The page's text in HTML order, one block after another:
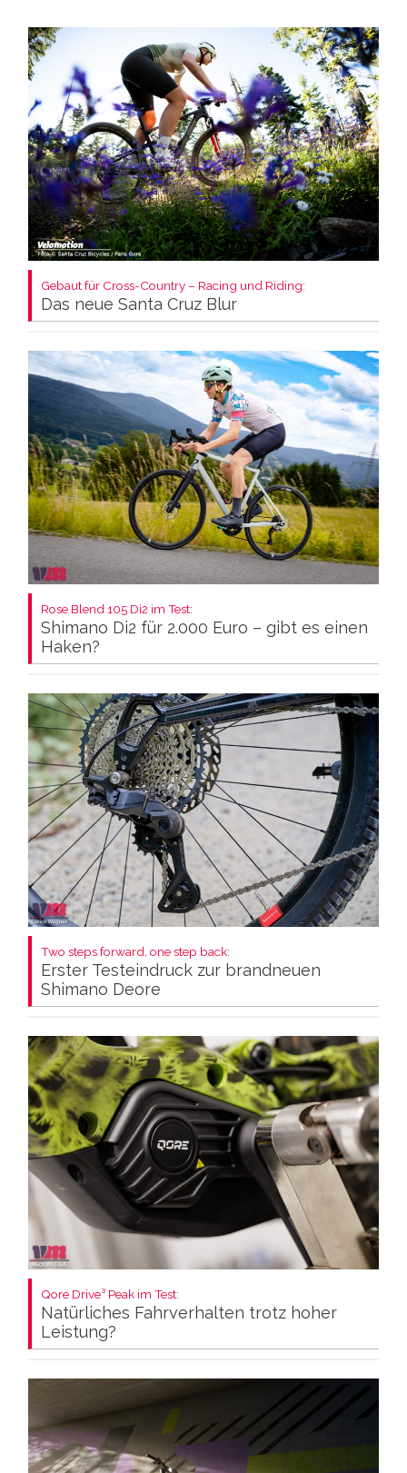
Gebaut für Cross-Country – Racing und Riding:
Das neue Santa Cruz Blur
Rose Blend 105 Di2 im Test:
Shimano Di2 für 2.000 Euro – gibt es einen
Haken?
Two steps forward, one step back:
Erster Testeindruck zur brandneuen
Shimano Deore
Qore Drive³ Peak im Test:
Natürliches Fahrverhalten trotz hoher
Leistung?